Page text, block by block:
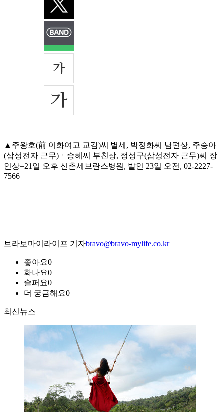
▲주왕호(前 이화여고 교감)씨 별세, 박정화씨 남편상, 주승아
(삼성전자 근무)ㆍ승혜씨 부친상, 정성구(삼성전자 근무)씨 장
인상=21일 오후 신촌세브란스병원, 발인 23일 오전, 02-2227-
7566
브라보마이라이프 기자bravo@bravo-mylife.co.kr
좋아요0
화나요0
슬퍼요0
더 궁금해요0
최신뉴스